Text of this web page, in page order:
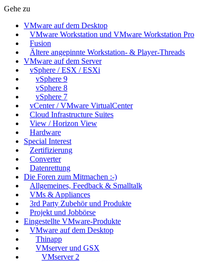
Gehe zu
VMware auf dem Desktop
VMware Workstation und VMware Workstation Pro
Fusion
Ältere angepinnte Workstation- & Player-Threads
VMware auf dem Server
vSphere / ESX / ESXi
vSphere 9
vSphere 8
vSphere 7
vCenter / VMware VirtualCenter
Cloud Infrastructure Suites
View / Horizon View
Hardware
Special Interest
Zertifizierung
Converter
Datenrettung
Die Foren zum Mitmachen :-)
Allgemeines, Feedback & Smalltalk
VMs & Appliances
3rd Party Zubehör und Produkte
Projekt und Jobbörse
Eingestellte VMware-Produkte
VMware auf dem Desktop
Thinapp
VMserver und GSX
VMserver 2